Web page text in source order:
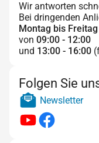
Wir antworten
Bei dringenden
Montag bis Freitag
von 09:00 - 12:00
und 13:00 - 16:00
Folgen Sie
Newsletter